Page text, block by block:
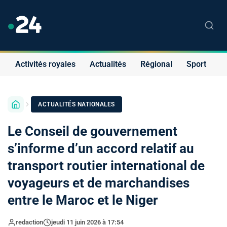
Activités royales Actualités Régional Sport
ACTUALITÉS NATIONALES
Le Conseil de gouvernement
s’informe d’un accord relatif au
transport routier international de
voyageurs et de marchandises
entre le Maroc et le Niger
redaction jeudi 11 juin 2026 à 17:54